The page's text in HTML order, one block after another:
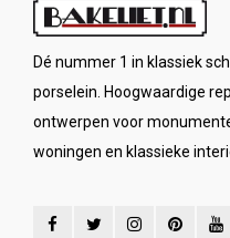
Dé nummer 1 in klassiek
porselein. Hoogwaardige
ontwerpen voor
woningen en klassieke